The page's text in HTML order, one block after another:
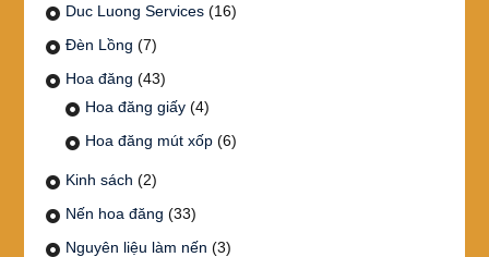
Duc Luong Services (16)
Đèn Lồng (7)
Hoa đăng (43)
Hoa đăng giấy (4)
Hoa đăng mút xốp (6)
Kinh sách (2)
Nến hoa đăng (33)
Nguyên liệu làm nến (3)